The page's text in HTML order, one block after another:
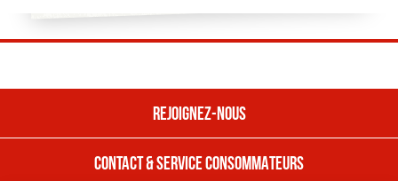
REJOIGNEZ-NOUS
REJOIGNEZ NOUS
CONTACT & SERVICE CONSOMMATEURS